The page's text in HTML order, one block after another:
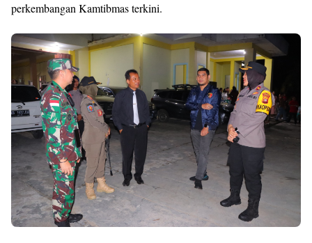
perkembangan Kamtibmas terkini.